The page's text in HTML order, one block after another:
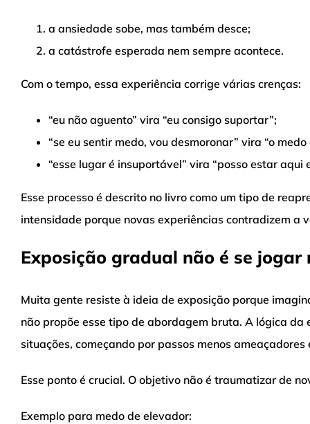
a ansiedade sobe, mas também desce;
a catástrofe esperada nem sempre acontece.
Com o tempo, essa experiência corrige várias crenças:
“eu não aguento” vira “eu consigo suportar”;
“se eu sentir medo, vou desmoronar” vira “o
“esse lugar é insuportável” vira “posso estar aqui
Esse processo é descrito no livro como um tipo de
intensidade porque novas experiências contradizem a
Exposição gradual não é se jogar
Muita gente resiste à ideia de exposição porque
não propõe esse tipo de abordagem bruta. A lógica da
situações, começando por passos menos
Esse ponto é crucial. O objetivo não é traumatizar de
Exemplo para medo de elevador: